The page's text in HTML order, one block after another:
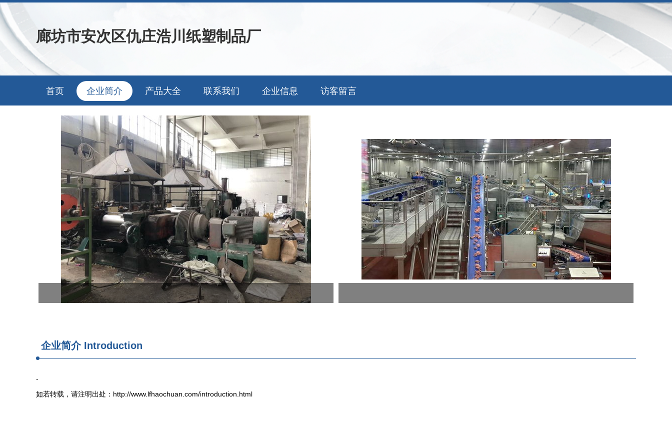
廊坊市安次区仇庄浩川纸塑制品厂
首页 企业简介 产品大全 联系我们 企业信息 访客留言
企业简介 Introduction
-
如若转载，请注明出处：http://www.lfhaochuan.com/introduction.html